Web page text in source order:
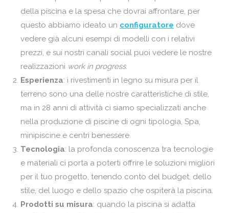
della piscina e la spesa che dovrai affrontare, per
questo abbiamo ideato un configuratore dove
vedere già alcuni esempi di modelli con i relativi
prezzi, e sui nostri canali social puoi vedere le nostre
realizzazioni work in progress.
Esperienza: i rivestimenti in legno su misura per il
terreno sono una delle nostre caratteristiche di stile,
ma in 28 anni di attività ci siamo specializzati anche
nella produzione di piscine di ogni tipologia, Spa,
minipiscine e centri benessere.
Tecnologia: la profonda conoscenza tra tecnologie
e materiali ci porta a poterti offrire le soluzioni migliori
per il tuo progetto, tenendo conto del budget, dello
stile, del luogo e dello spazio che ospiterà la piscina.
Prodotti su misura: quando la piscina si adatta